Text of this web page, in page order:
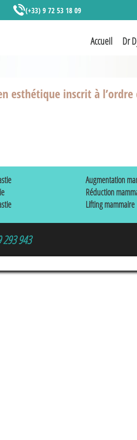
(+33) 9 72 53 18 09
Accueil Dr
esthétique inscrit à l’ordre
Augmentation
Réduction
Lifting mammaire
943